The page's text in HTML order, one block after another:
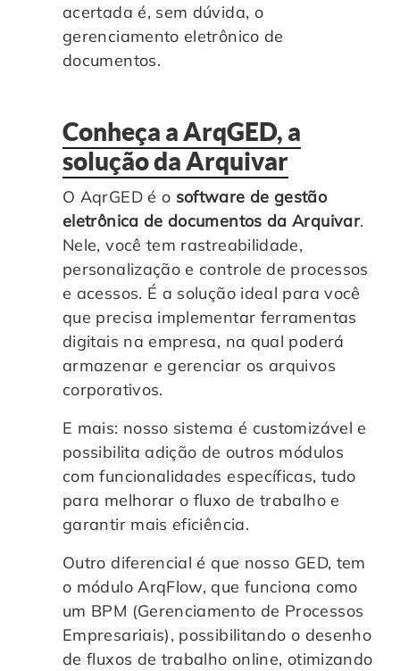
acertada é, sem dúvida, o
gerenciamento eletrônico de
documentos.
Conheça a ArqGED, a
solução da Arquivar
O AqrGED é o software de gestão
eletrônica de documentos da Arquivar.
Nele, você tem rastreabilidade,
personalização e controle de processos
e acessos. É a solução ideal para você
que precisa implementar ferramentas
digitais na empresa, na qual poderá
armazenar e gerenciar os arquivos
corporativos.
E mais: nosso sistema é customizável e
possibilita adição de outros módulos
com funcionalidades específicas, tudo
para melhorar o fluxo de trabalho e
garantir mais eficiência.
Outro diferencial é que nosso GED, tem
o módulo ArqFlow, que funciona como
um BPM (Gerenciamento de Processos
Empresariais), possibilitando o desenho
de fluxos de trabalho online, otimizando